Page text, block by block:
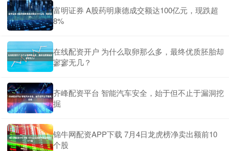
富明证券 A股药明康德成交额达100亿元，现跌超
8%
在线配资开户 为什么取卵那么多，最终优质胚胎却
寥寥无几？
齐峰配资平台 智能汽车安全，始于但不止于漏洞挖
掘
锦牛网配资APP下载 7月4日龙虎榜净卖出额前10
个股